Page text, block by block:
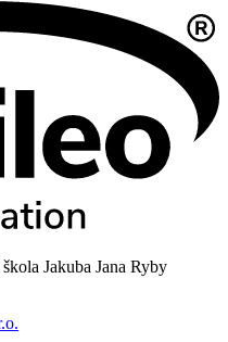
Jakuba Jana Ryby